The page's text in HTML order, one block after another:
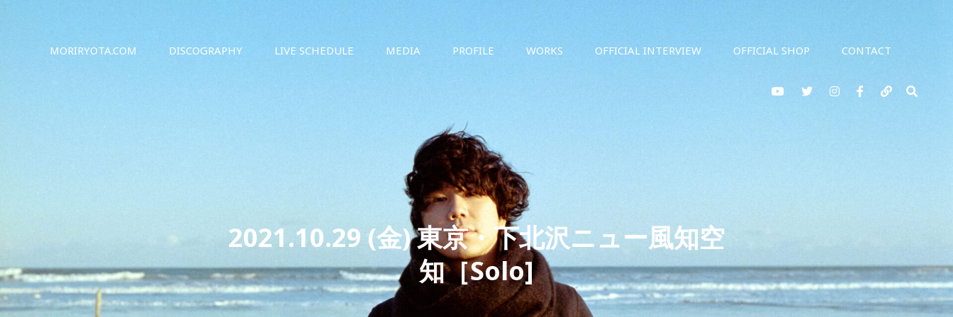
MORIRYOTA.COM DISCOGRAPHY LIVE SCHEDULE MEDIA PROFILE WORKS OFFICIAL INTERVIEW OFFICIAL SHOP CONTACT
YouTube
twitterInstagramFacebook
note
2021.10.29 (金) 東京・下北沢ニュー風知空
知［Solo]